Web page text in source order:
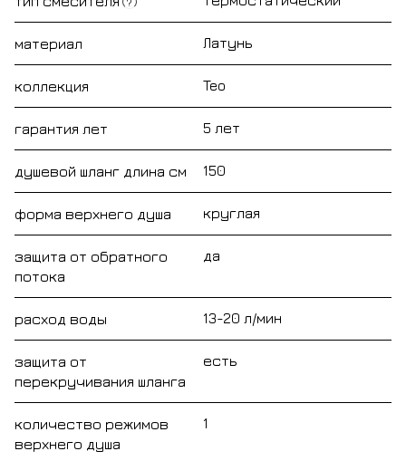
материал Латунь
коллекция Teo
гарантия лет 5 лет
душевой шланг длина см 150
форма верхнего душа круглая
защита от обратного
потока
да
расход воды 13-20 л/мин
защита от
перекручивания шланга
есть
количество режимов
верхнего душа
1